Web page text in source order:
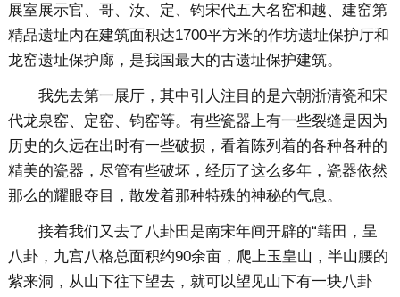
展室展示官、哥、汝、定、钧宋代五大名窑和越、建窑第
精品遗址内在建筑面积达1700平方米的作坊遗址保护厅和
龙窑遗址保护廊，是我国最大的古遗址保护建筑。
我先去第一展厅，其中引人注目的是六朝浙清瓷和宋
代龙泉窑、定窑、钧窑等。有些瓷器上有一些裂缝是因为
历史的久远在出时有一些破损，看着陈列着的各种各种的
精美的瓷器，尽管有些破坏，经历了这么多年，瓷器依然
那么的耀眼夺目，散发着那种特殊的神秘的气息。
接着我们又去了八卦田是南宋年间开辟的“籍田，呈
八卦，九宫八格总面积约90余亩，爬上玉皇山，半山腰的
紫来洞，从山下往下望去，就可以望见山下有一块八卦